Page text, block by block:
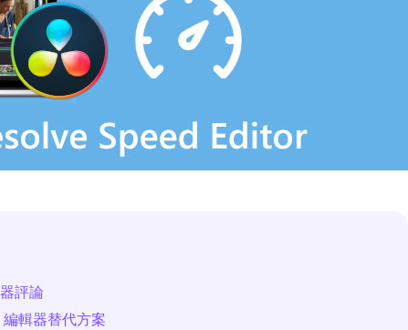
評論
輯器替代方案